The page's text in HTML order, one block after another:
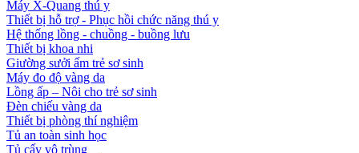
Máy X-Quang thú y
Thiết bị hỗ trợ - Phục hồi chức năng thú y
Hệ thống lồng - chuồng - buồng lưu
Thiết bị khoa nhi
Giường sưởi ấm trẻ sơ sinh
Máy đo độ vàng da
Lồng ấp – Nôi cho trẻ sơ sinh
Đèn chiếu vàng da
Thiết bị phòng thí nghiệm
Tủ an toàn sinh học
Tủ cấy vô trùng